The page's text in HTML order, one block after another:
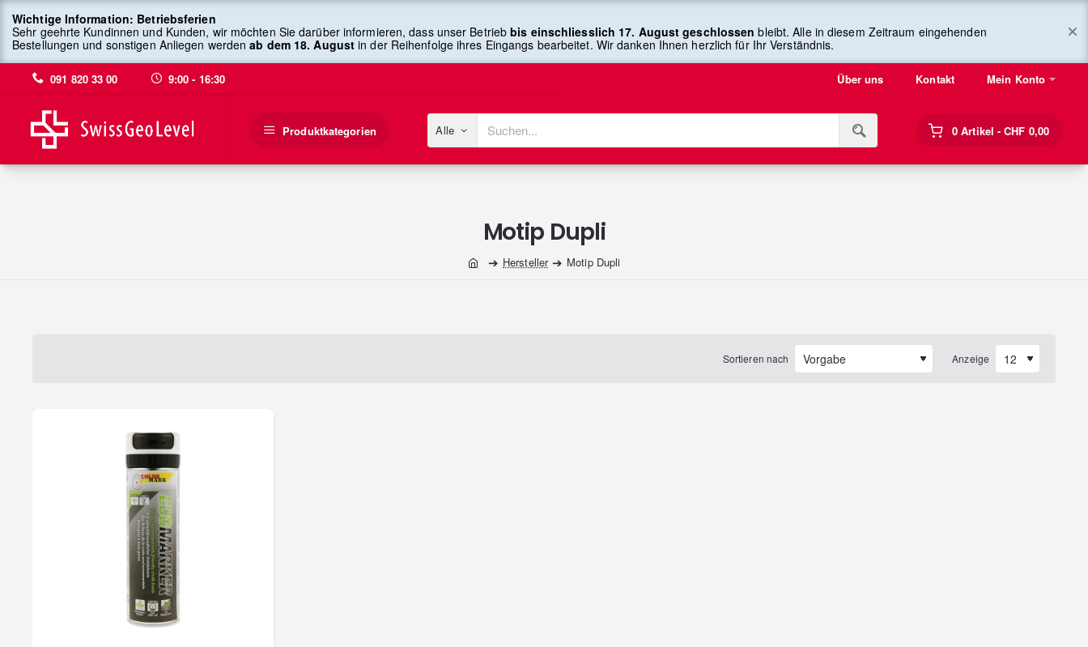
Wichtige Information: Betriebsferien
Sehr geehrte Kundinnen und Kunden, wir möchten Sie darüber informieren, dass unser Betriebbis einschliesslich 17. August geschlossen bleibt. Alle in diesem Zeitraum eingehenden
Bestellungen und sonstigen Anliegen werdenab dem 18. August in der Reihenfolge ihres Eingangs bearbeitet. Wir danken Ihnen herzlich für Ihr Verständnis.
091 820 33 00 9:00 - 16:30 Über uns Kontakt Mein Konto
Produktkategorien Alle
Suchen... 0 Artikel - CHF 0,00
Motip Dupli
Hersteller Motip Dupli
Sortieren nach Anzeige